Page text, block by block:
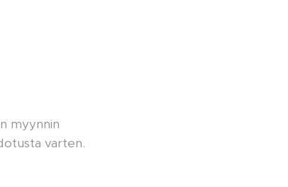
myynnin
varten.